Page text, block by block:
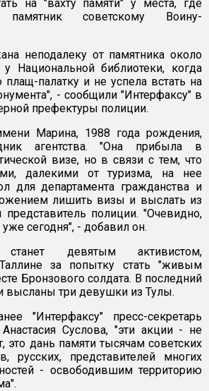
на "вахту памяти" у места, где
советскому Воину-
неподалеку от памятника около
Национальной библиотеки, когда
палатку и не успела встать на
- сообщили "Интерфаксу" в
префектуры полиции.
Марина, 1988 года рождения,
агентства. "Она прибыла в
визе, но в связи с тем, что
далекими от туризма, на нее
для департамента гражданства и
лишить визы и выслать из
полиции. "Очевидно,
сегодня", - добавил он.
девятым активистом,
за попытку стать "живым
Бронзового солдата. В последний
высланы три девушки из Тулы.
"Интерфаксу" пресс-секретарь
Суслова, "эти акции - не
это дань памяти тысячам советских
русских, представителей многих
- освободившим территорию